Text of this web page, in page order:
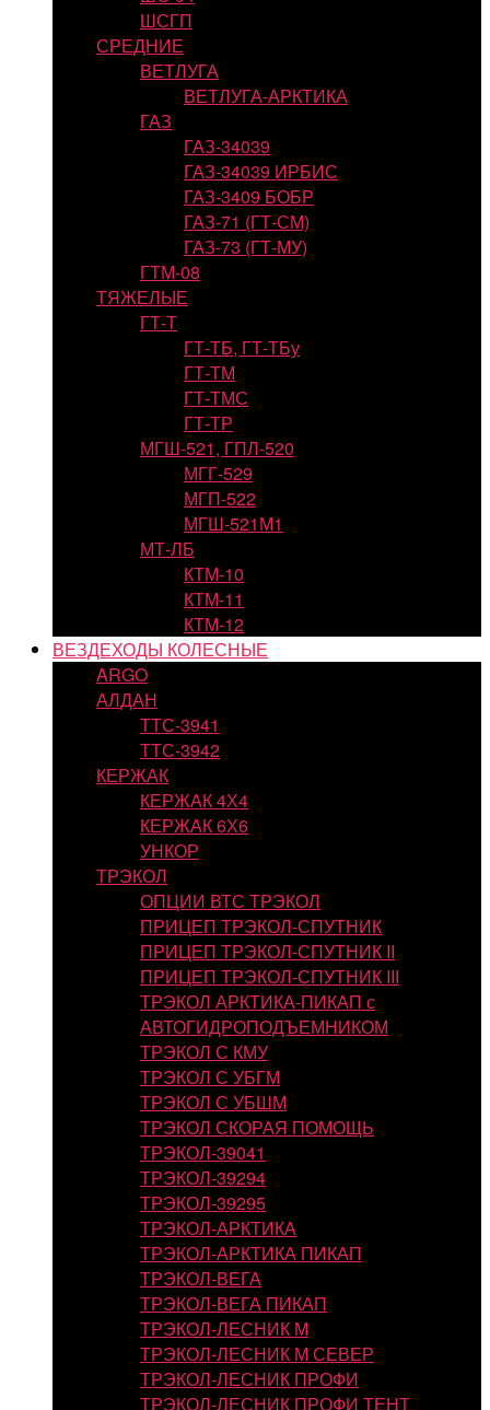
ШСГП
СРЕДНИЕ
ВЕТЛУГА
ВЕТЛУГА-АРКТИКА
ГАЗ
ГАЗ-34039
ГАЗ-34039 ИРБИС
ГАЗ-3409 БОБР
ГАЗ-71 (ГТ-СМ)
ГАЗ-73 (ГТ-МУ)
ГТМ-08
ТЯЖЕЛЫЕ
ГТ-Т
ГТ-ТБ, ГТ-ТБу
ГТ-ТМ
ГТ-ТМС
ГТ-ТР
МГШ-521, ГПЛ-520
МГГ-529
МГП-522
МГШ-521М1
МТ-ЛБ
КТМ-10
КТМ-11
КТМ-12
ВЕЗДЕХОДЫ КОЛЕСНЫЕ
ARGO
АЛДАН
ТТС-3941
ТТС-3942
КЕРЖАК
КЕРЖАК 4Х4
КЕРЖАК 6Х6
УНКОР
ТРЭКОЛ
ОПЦИИ ВТС ТРЭКОЛ
ПРИЦЕП ТРЭКОЛ-СПУТНИК
ПРИЦЕП ТРЭКОЛ-СПУТНИК II
ПРИЦЕП ТРЭКОЛ-СПУТНИК III
ТРЭКОЛ АРКТИКА-ПИКАП с
АВТОГИДРОПОДЪЕМНИКОМ
ТРЭКОЛ С КМУ
ТРЭКОЛ С УБГМ
ТРЭКОЛ С УБШМ
ТРЭКОЛ СКОРАЯ ПОМОЩЬ
ТРЭКОЛ-39041
ТРЭКОЛ-39294
ТРЭКОЛ-39295
ТРЭКОЛ-АРКТИКА
ТРЭКОЛ-АРКТИКА ПИКАП
ТРЭКОЛ-ВЕГА
ТРЭКОЛ-ВЕГА ПИКАП
ТРЭКОЛ-ЛЕСНИК М
ТРЭКОЛ-ЛЕСНИК М СЕВЕР
ТРЭКОЛ-ЛЕСНИК ПРОФИ
ТРЭКОЛ-ЛЕСНИК ПРОФИ ТЕНТ